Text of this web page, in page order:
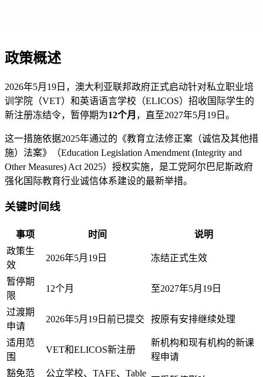
政策概述
2026年5月19日，澳大利亚联邦政府正式启动针对私立职业培
训学院（VET）和英语语言学校（ELICOS）招收国际学生的
新注册冻结令，暂停期为12个月 ，直至2027年5月19日。
这一措施依据2025年通过的《教育立法修正案（诚信及其他措
施）法案》（Education Legislation Amendment (Integrity and
Other Measures) Act 2025）授权实施，是工党阿尔巴尼斯政府
强化国际教育行业诚信体系建设的最新举措。
关键时间线
事项 时间
说明
政策生
效
2026年5月19日 冻结正式生效
暂停期
限
12个月 至2027年5月19日
过渡期
申请
2026年5月19日前已提交 按原有安排继续处理
适用范
围
VET和ELICOS新注册
新机构和现有机构的新课
程申请
豁免范
公立学校、TAFE、Table